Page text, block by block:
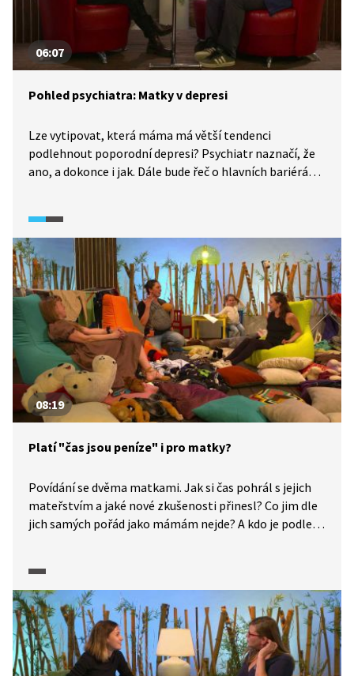
06:07
Pohled psychiatra: Matky v depresi
Lze vytipovat, která máma má větší tendenci
podlehnout poporodní depresi? Psychiatr naznačí, že
ano, a dokonce i jak. Dále bude řeč o hlavních bariérách
www.usmevmamy.cz. Dotkneme se i nutnosti
popularizovat toto téma mezi veřejností i odborníky.
08:19
Platí "čas jsou peníze" i pro matky?
Povídání se dvěma matkami. Jak si čas pohrál s jejich
mateřstvím a jaké nové zkušenosti přinesl? Co jim dle
jich samých pořád jako mámám nejde? A kdo je podle